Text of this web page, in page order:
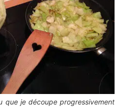
que je découpe progressivement